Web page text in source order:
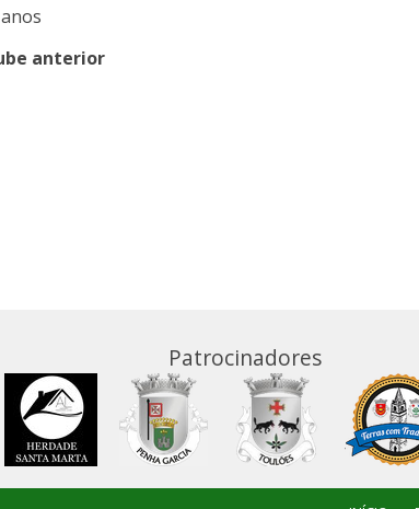
anterior
Patrocinadores